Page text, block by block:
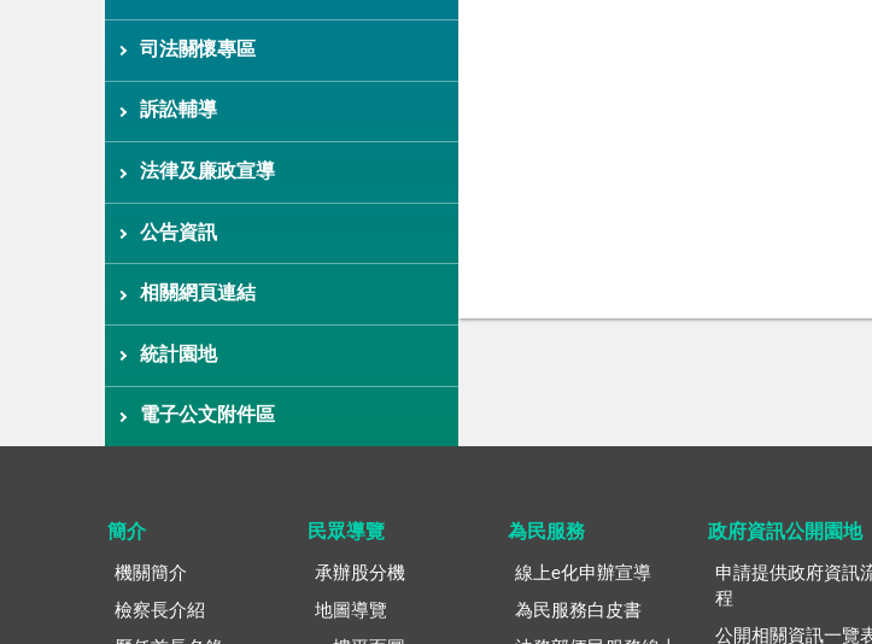
司法關懷專區
訴訟輔導
法律及廉政宣導
公告資訊
相關網頁連結
統計園地
電子公文附件區
簡介
機關簡介
檢察長介紹
民眾導覽
承辦股分機
地圖導覽
為民服務
線上e化申辦宣導
為民服務白皮書
政府資訊公開園地
申請提供政府資訊
程
公開相關資訊一覽